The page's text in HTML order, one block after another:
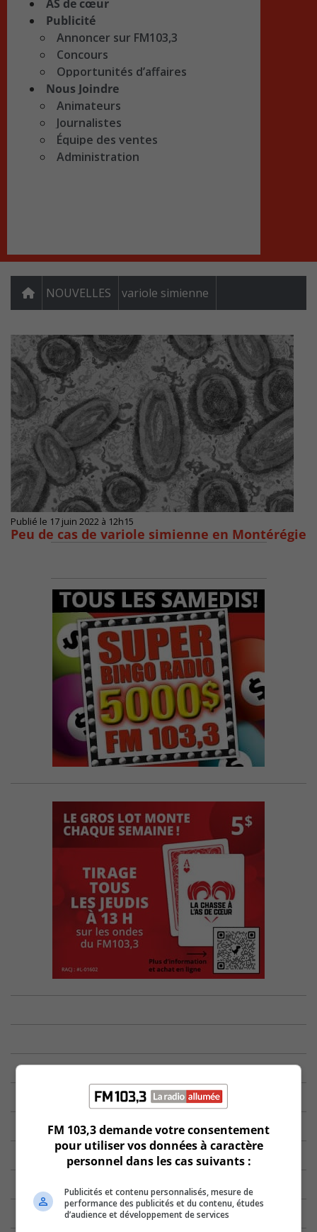
AS de cœur
Publicité
Annoncer sur FM103,3
Concours
Opportunités d’affaires
Nous Joindre
Animateurs
Journalistes
Équipe des ventes
Administration
NOUVELLES variole simienne
Publié le 17 juin 2022 à 12h15
Peu de cas de variole simienne en Montérégie
FM 103,3 demande votre consentement
pour utiliser vos données à caractère
personnel dans les cas suivants :
Publicités et contenu personnalisés, mesure de
performance des publicités et du contenu, études
d’audience et développement de services